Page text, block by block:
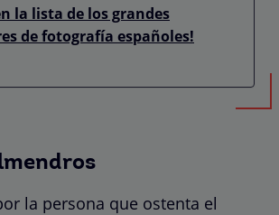
la lista de los grandes
de fotografía españoles!
la persona que ostenta el